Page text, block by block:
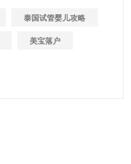
泰国试管婴儿攻略
美宝落户